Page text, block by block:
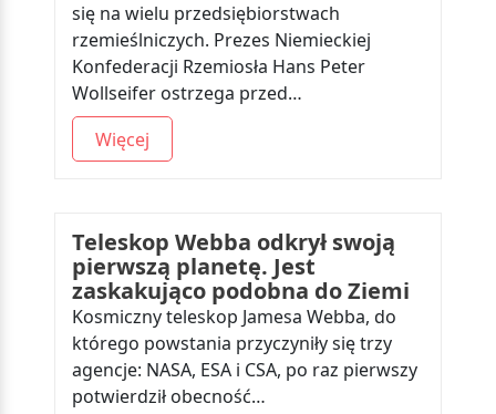
się na wielu przedsiębiorstwach
rzemieślniczych. Prezes Niemieckiej
Konfederacji Rzemiosła Hans Peter
Wollseifer ostrzega przed…
Więcej
Teleskop Webba odkrył swoją
pierwszą planetę. Jest
zaskakująco podobna do Ziemi
Kosmiczny teleskop Jamesa Webba, do
którego powstania przyczyniły się trzy
agencje: NASA, ESA i CSA, po raz pierwszy
potwierdził obecność…